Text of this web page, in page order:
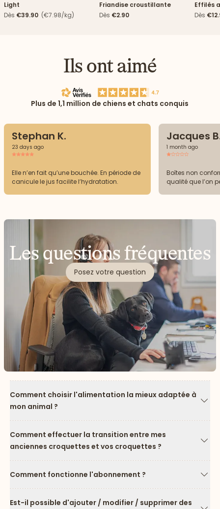
Light
Dès €39.90 (€7.98/kg)
Friandise croustillante
Dès €2.90
Effilés
Dès
Ils ont aimé
Plus de 1,1 million de chiens et chats conquis
Stephan K.
23 days ago
Elle n’en fait qu’une bouchée. En période de
canicule le jus facilite l’hydratation.
Jacques
1 month ago
Boîtes non
qualité que l’on
Les questions fréquentes
Posez votre question
Comment choisir l'alimentation la mieux adaptée à
mon animal ?
Comment effectuer la transition entre mes
anciennes croquettes et vos croquettes ?
Comment fonctionne l'abonnement ?
Est-il possible d'ajouter / modifier / supprimer des